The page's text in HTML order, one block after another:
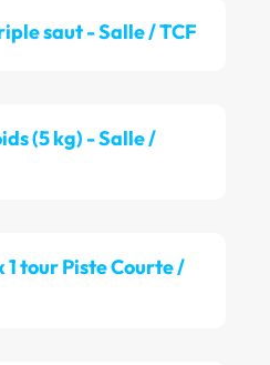
saut - Salle / TCF
(5 kg) - Salle /
1 tour Piste Courte /